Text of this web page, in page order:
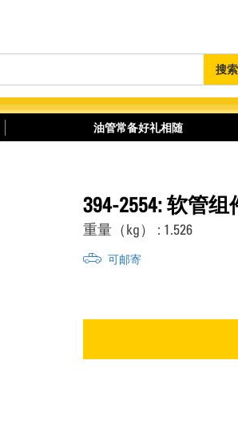
搜索
油管常备好礼相随
394-2554: 软管组
重量（kg） : 1.526
可邮寄